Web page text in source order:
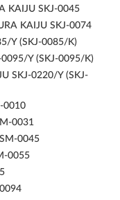
SKJ-0045
KAIJU SKJ-0074
Y (SKJ-0085/K)
Y (SKJ-0095/K)
SKJ-0220/Y (SKJ-
0010
0031
0045
0055